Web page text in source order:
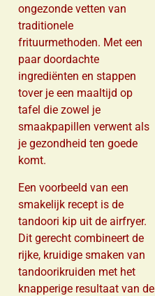
ongezonde vetten van
traditionele
frituurmethoden. Met een
paar doordachte
ingrediënten en stappen
tover je een maaltijd op
tafel die zowel je
smaakpapillen verwent als
je gezondheid ten goede
komt.
Een voorbeeld van een
smakelijk recept is de
tandoori kip uit de airfryer.
Dit gerecht combineert de
rijke, kruidige smaken van
tandoorikruiden met het
knapperige resultaat van de